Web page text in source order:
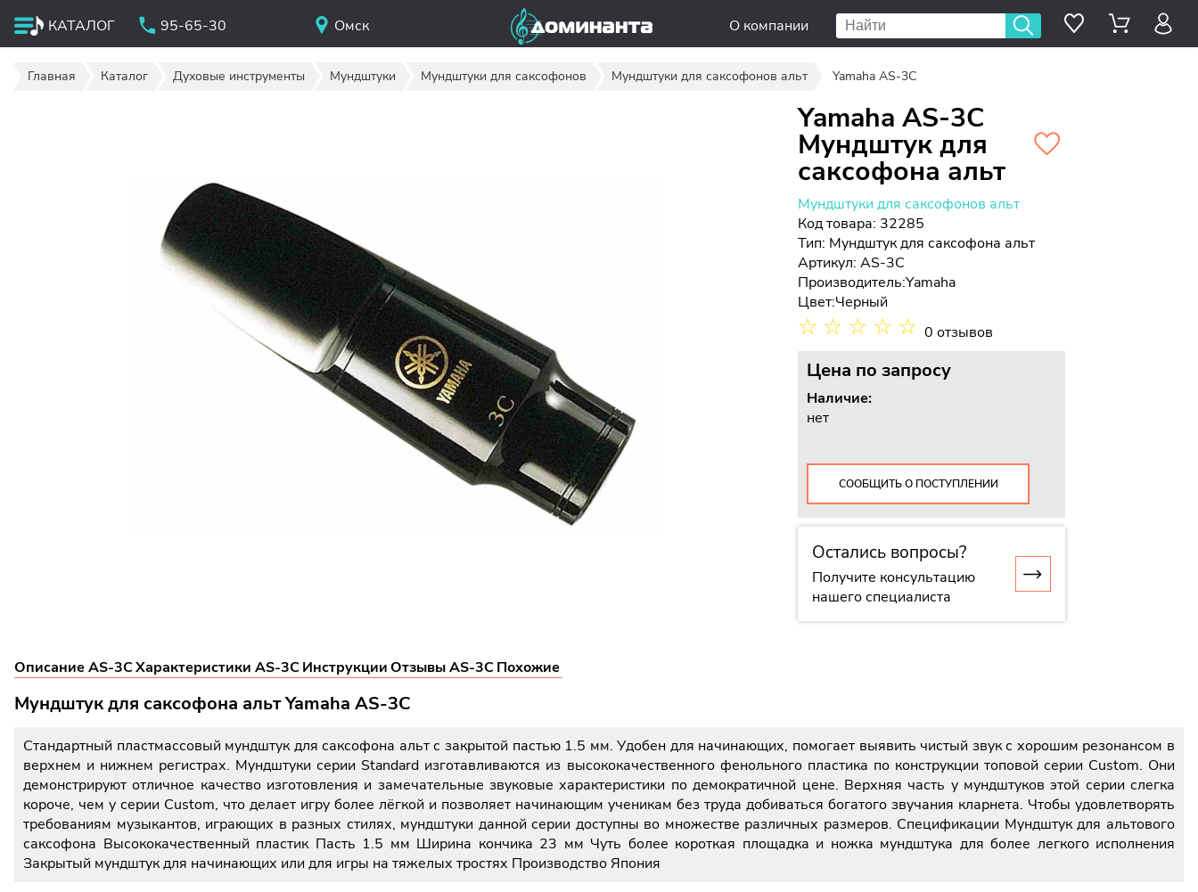
КАТАЛОГ 95-65-30 Омск О компании
Главная Каталог Духовые инструменты Мундштуки Мундштуки для саксофонов Мундштуки для саксофонов альт Yamaha AS-3C
Yamaha AS-3C
Мундштук для
саксофона альт
Мундштуки для саксофонов альт
Код товара: 32285
Тип: Мундштук для саксофона альт
Артикул: AS-3C
Производитель:Yamaha
Цвет:Черный
☆ ☆ ☆ ☆ ☆ 0 отзывов
Цена по запросу
Наличие:
нет
СООБЩИТЬ О ПОСТУПЛЕНИИ
Остались вопросы?
Получите консультацию
нашего специалиста
Описание AS-3CХарактеристики AS-3CИнструкцииОтзывы AS-3CПохожие
Мундштук для саксофона альт Yamaha AS-3C
Стандартный пластмассовый мундштук для саксофона альт с закрытой пастью 1.5 мм. Удобен для начинающих, помогает выявить чистый звук с хорошим резонансом в
верхнем и нижнем регистрах. Мундштуки серии Standard изготавливаются из высококачественного фенольного пластика по конструкции топовой серии Custom. Они
демонстрируют отличное качество изготовления и замечательные звуковые характеристики по демократичной цене. Верхняя часть у мундштуков этой серии слегка
короче, чем у серии Custom, что делает игру более лёгкой и позволяет начинающим ученикам без труда добиваться богатого звучания кларнета. Чтобы удовлетворять
требованиям музыкантов, играющих в разных стилях, мундштуки данной серии доступны во множестве различных размеров. Спецификации Мундштук для альтового
саксофона Высококачественный пластик Пасть 1.5 мм Ширина кончика 23 мм Чуть более короткая площадка и ножка мундштука для более легкого исполнения
Закрытый мундштук для начинающих или для игры на тяжелых тростях Производство Япония